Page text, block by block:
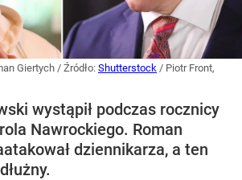
Giertych / Źródło: Shutterstock / Piotr Front,
wystąpił podczas rocznicy
Nawrockiego. Roman
dziennikarza, a ten